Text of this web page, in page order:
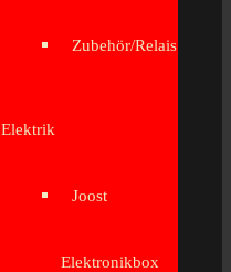
Zubehör/Relais
Elektrik
Joost
Elektronikbox